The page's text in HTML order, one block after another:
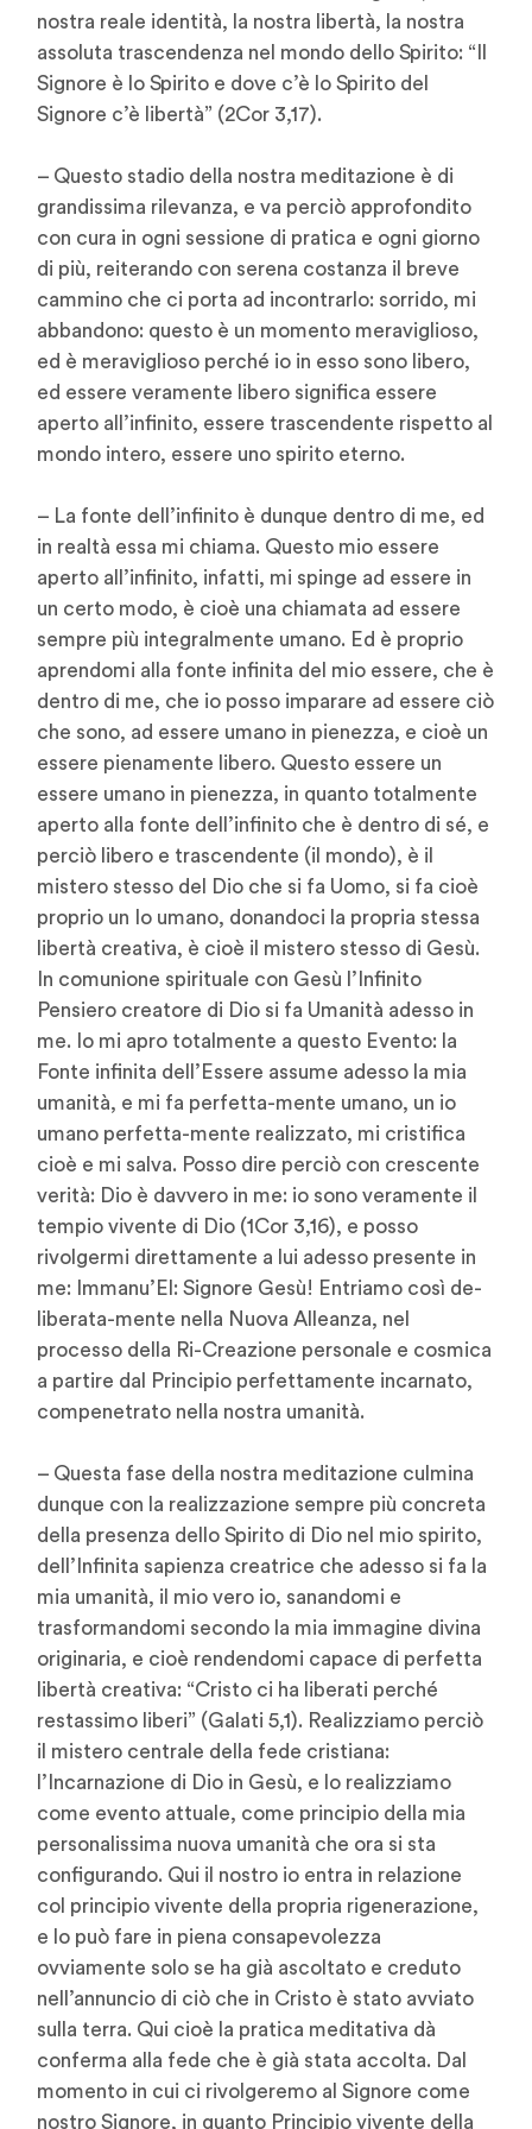
nostra reale identità, la nostra libertà, la nostra
assoluta trascendenza nel mondo dello Spirito: “Il
Signore è lo Spirito e dove c’è lo Spirito del
Signore c’è libertà” (2Cor 3,17).
– Questo stadio della nostra meditazione è di
grandissima rilevanza, e va perciò approfondito
con cura in ogni sessione di pratica e ogni giorno
di più, reiterando con serena costanza il breve
cammino che ci porta ad incontrarlo: sorrido, mi
abbandono: questo è un momento meraviglioso,
ed è meraviglioso perché io in esso sono libero,
ed essere veramente libero significa essere
aperto all’infinito, essere trascendente rispetto al
mondo intero, essere uno spirito eterno.
– La fonte dell’infinito è dunque dentro di me, ed
in realtà essa mi chiama. Questo mio essere
aperto all’infinito, infatti, mi spinge ad essere in
un certo modo, è cioè una chiamata ad essere
sempre più integralmente umano. Ed è proprio
aprendomi alla fonte infinita del mio essere, che è
dentro di me, che io posso imparare ad essere ciò
che sono, ad essere umano in pienezza, e cioè un
essere pienamente libero. Questo essere un
essere umano in pienezza, in quanto totalmente
aperto alla fonte dell’infinito che è dentro di sé, e
perciò libero e trascendente (il mondo), è il
mistero stesso del Dio che si fa Uomo, si fa cioè
proprio un Io umano, donandoci la propria stessa
libertà creativa, è cioè il mistero stesso di Gesù.
In comunione spirituale con Gesù l’Infinito
Pensiero creatore di Dio si fa Umanità adesso in
me. Io mi apro totalmente a questo Evento: la
Fonte infinita dell’Essere assume adesso la mia
umanità, e mi fa perfetta-mente umano, un io
umano perfetta-mente realizzato, mi cristifica
cioè e mi salva. Posso dire perciò con crescente
verità: Dio è davvero in me: io sono veramente il
tempio vivente di Dio (1Cor 3,16), e posso
rivolgermi direttamente a lui adesso presente in
me: Immanu’El: Signore Gesù! Entriamo così de-
liberata-mente nella Nuova Alleanza, nel
processo della Ri-Creazione personale e cosmica
a partire dal Principio perfettamente incarnato,
compenetrato nella nostra umanità.
– Questa fase della nostra meditazione culmina
dunque con la realizzazione sempre più concreta
della presenza dello Spirito di Dio nel mio spirito,
dell’Infinita sapienza creatrice che adesso si fa la
mia umanità, il mio vero io, sanandomi e
trasformandomi secondo la mia immagine divina
originaria, e cioè rendendomi capace di perfetta
libertà creativa: “Cristo ci ha liberati perché
restassimo liberi” (Galati 5,1). Realizziamo perciò
il mistero centrale della fede cristiana:
l’Incarnazione di Dio in Gesù, e lo realizziamo
come evento attuale, come principio della mia
personalissima nuova umanità che ora si sta
configurando. Qui il nostro io entra in relazione
col principio vivente della propria rigenerazione,
e lo può fare in piena consapevolezza
ovviamente solo se ha già ascoltato e creduto
nell’annuncio di ciò che in Cristo è stato avviato
sulla terra. Qui cioè la pratica meditativa dà
conferma alla fede che è già stata accolta. Dal
momento in cui ci rivolgeremo al Signore come
nostro Signore, in quanto Principio vivente della